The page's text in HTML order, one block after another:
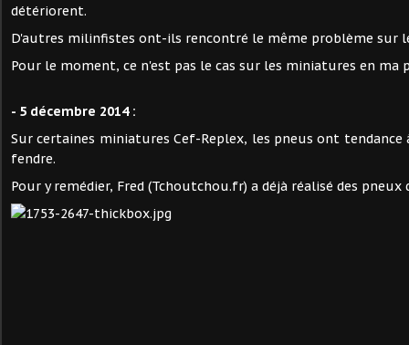
détériorent.
D'autres milinfistes ont-ils rencontré le même problème sur
Pour le moment, ce n'est pas le cas sur les miniatures en ma
- 5 décembre 2014 :
Sur certaines miniatures Cef-Replex, les pneus ont
fendre.
Pour y remédier, Fred (Tchoutchou.fr) a déjà réalisé des